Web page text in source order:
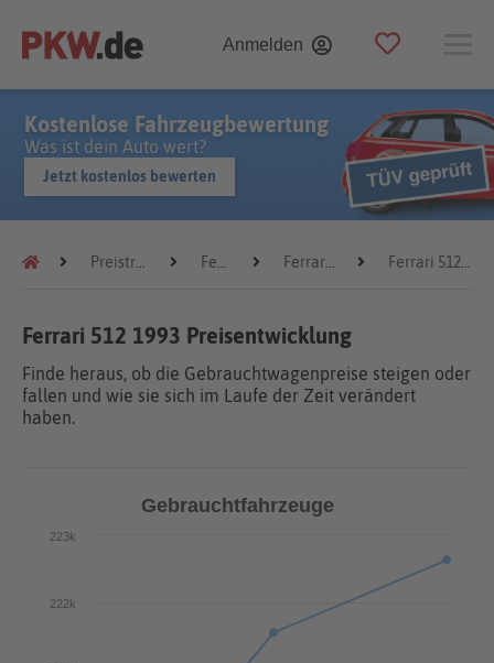
Anmelden
Kostenlose Fahrzeugbewertung
Was ist dein Auto wert?
Jetzt kostenlos bewerten
Preistrends Ferrari Ferrari 512 Ferrari 512 1993
Ferrari 512 1993 Preisentwicklung
Finde heraus, ob die Gebrauchtwagenpreise steigen oder
fallen und wie sie sich im Laufe der Zeit verändert
haben.
Gebrauchtfahrzeuge
222k
223k